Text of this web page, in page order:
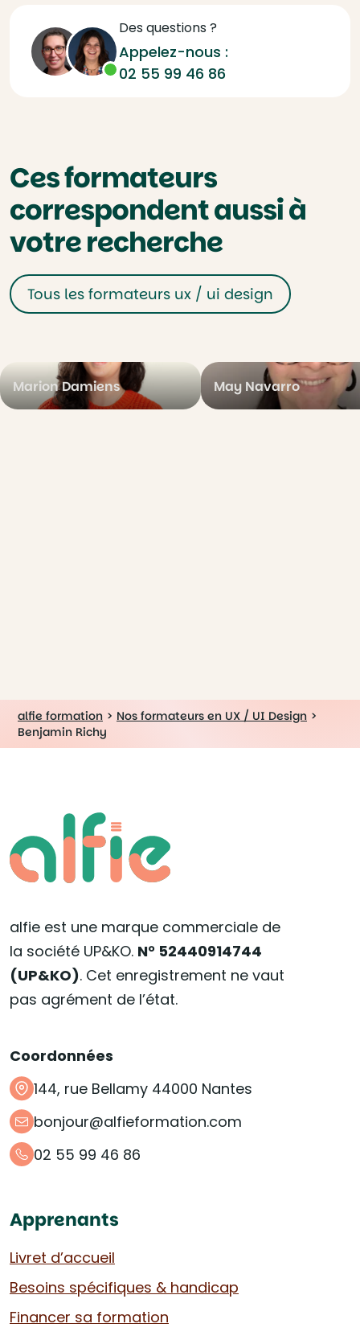
Des questions ?
Appelez-nous :
02 55 99 46 86
Ces formateurs
correspondent aussi à
votre recherche
Tous les formateurs ux / ui design
Marion Damiens May Navarro
alfie formation > Nos formateurs en UX / UI Design >
Benjamin Richy
alfie est une marque commerciale de
la société UP&KO. N° 52440914744
(UP&KO). Cet enregistrement ne vaut
pas agrément de l’état.
Coordonnées
144, rue Bellamy 44000 Nantes
bonjour@alfieformation.com
02 55 99 46 86
Apprenants
Livret d’accueil
Besoins spécifiques & handicap
Financer sa formation